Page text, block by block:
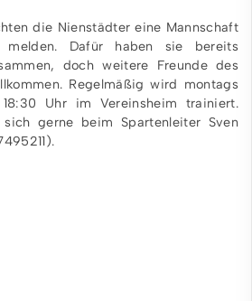
die Nienstädter eine Mannschaft
Dafür haben sie bereits
doch weitere Freunde des
Regelmäßig wird montags
Uhr im Vereinsheim trainiert.
sich gerne beim Spartenleiter Sven